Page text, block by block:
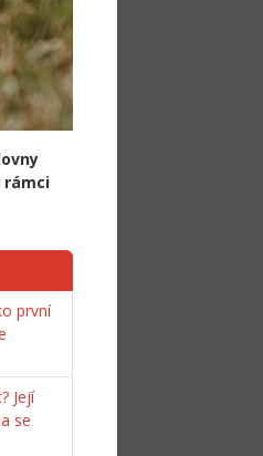
rámci
první
Její
se